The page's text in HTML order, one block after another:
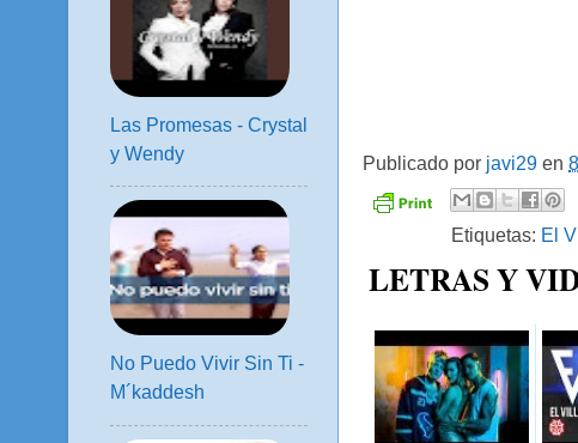
Publicado por javi29 en
Etiquetas: El
LETRAS Y
Las Promesas - Crystal
y Wendy
No Puedo Vivir Sin Ti -
M´kaddesh